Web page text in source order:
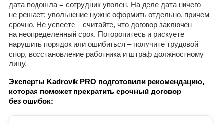
дата подошла = сотрудник уволен. На деле дата ничего
не решает: увольнение нужно оформить отдельно, причем
срочно. Не успеете – считайте, что договор заключен
на неопределенный срок. Поторопитесь и рискуете
нарушить порядок или ошибиться – получите трудовой
спор, восстановление работника и штраф должностному
лицу.
Эксперты Kadrovik PRO подготовили рекомендацию,
которая поможет прекратить срочный договор
без ошибок: